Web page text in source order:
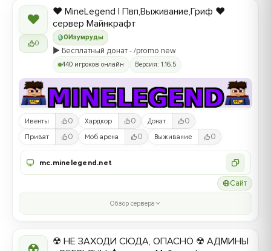
❤
0
0 Изумруды
❤️ MineLegend | Пвп,Выживание,Гриф ❤️
сервер Майнкрафт
▶️ Бесплатный донат - /promo new
440 игроков онлайн Версия: 1.16.5
Ивенты 0 Хардкор 0 Донат 0
Приват 0 Моб арена 0 Выживание 0
mc.minelegend.net
Сайт
Обзор сервера
☢ НЕ ЗАХОДИ СЮДА, ОПАСНО ☢ АДМИНЫ